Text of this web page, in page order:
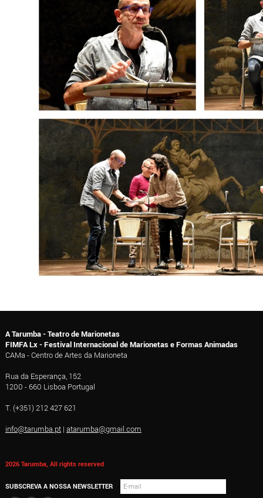
A Tarumba - Teatro de Marionetas
FIMFA Lx - Festival Internacional de Marionetas e Formas Animadas
CAMa - Centro de Artes da Marioneta
Rua da Esperança, 152
1200 - 660 Lisboa Portugal
T. (+351) 212 427 621
info@tarumba.pt| atarumba@gmail.com
2026 Tarumba, All rights reserved
SUBSCREVA A NOSSA NEWSLETTER